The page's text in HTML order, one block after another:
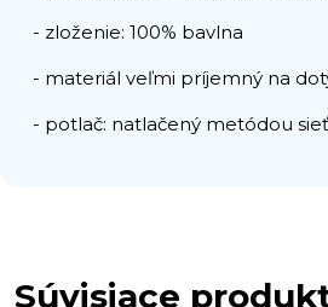
- zloženie: 100% bavlna
- materiál veľmi príjemný na
- potlač: natlačený metódou
Súvisiace